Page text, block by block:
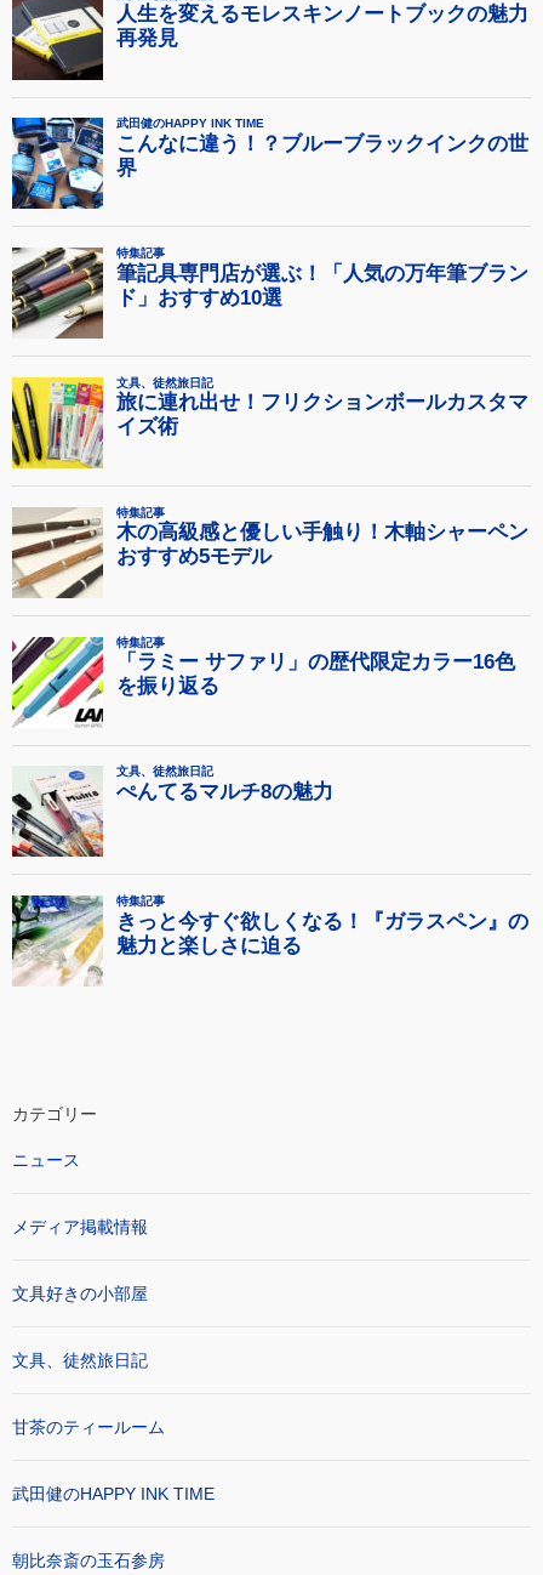
カテゴリー
ニュース
メディア掲載情報
文具好きの小部屋
文具、徒然旅日記
甘茶のティールーム
武田健のHAPPY INK TIME
朝比奈斎の玉石参房